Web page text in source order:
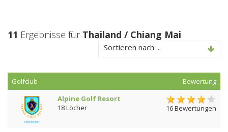
11 Ergebnisse für Thailand / Chiang Mai
Sortieren nach ...
Golfclub
Bewertung
Alpine Golf Resort
18 Löcher
16 Bewertungen